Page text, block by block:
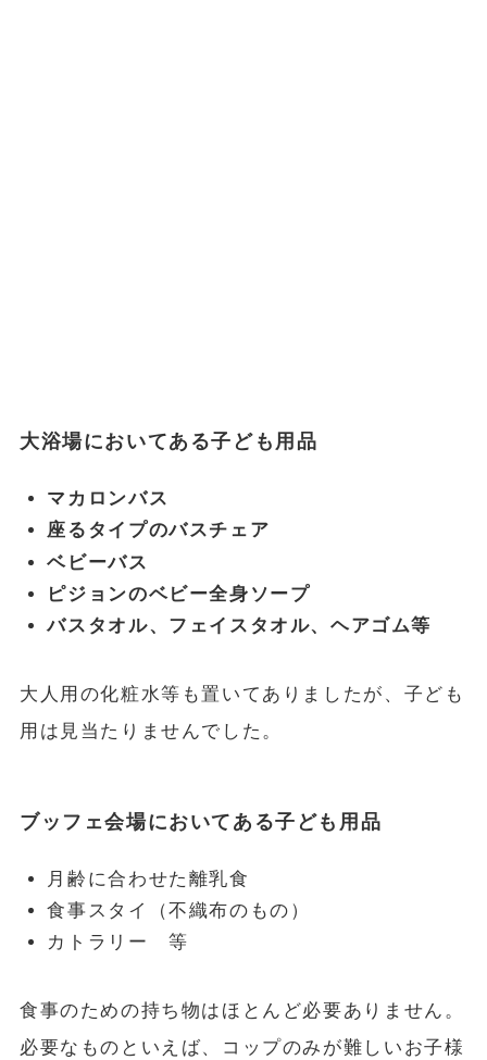
大浴場においてある子ども用品
マカロンバス
座るタイプのバスチェア
ベビーバス
ピジョンのベビー全身ソープ
バスタオル、フェイスタオル、ヘアゴム等
大人用の化粧水等も置いてありましたが、子ども
用は見当たりませんでした。
ブッフェ会場においてある子ども用品
月齢に合わせた離乳食
食事スタイ（不織布のもの）
カトラリー 等
食事のための持ち物はほとんど必要ありません。
必要なものといえば、コップのみが難しいお子様